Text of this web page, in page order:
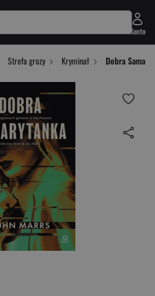
Konto
Strefa grozy Kryminał Dobra